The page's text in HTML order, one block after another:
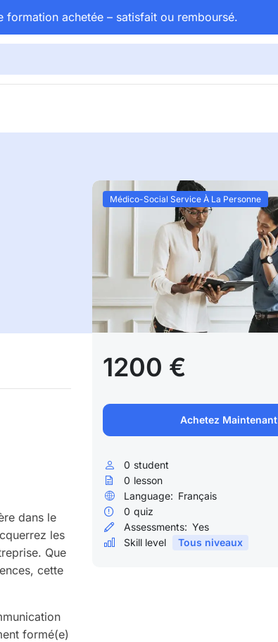
achetée – satisfait ou remboursé.
dans le
les
Que
cette
formé(e)
Médico-Social Service À La Personne
1200 €
Achetez Maintenant
0 student
0 lesson
Language: Français
0 quiz
Assessments: Yes
Skill level
Tous niveaux